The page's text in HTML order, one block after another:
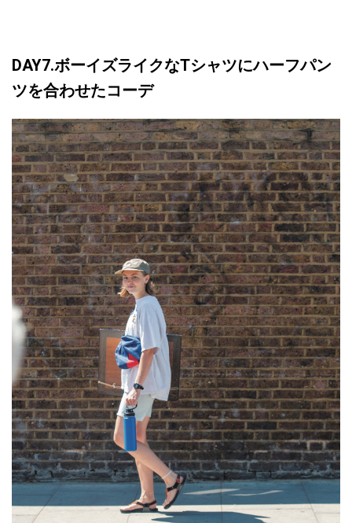
DAY7.ボーイズライクなTシャツにハーフパン
ツを合わせたコーデ